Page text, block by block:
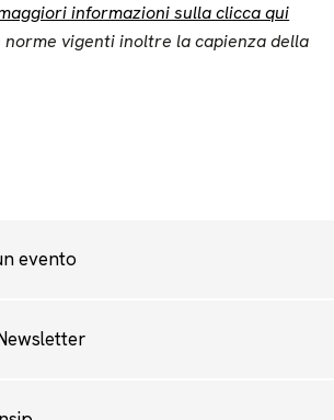
informazioni sulla clicca qui
vigenti inoltre la capienza della
evento